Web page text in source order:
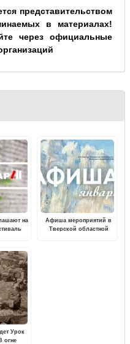
представительством
в материалах!
через официальные
на
Афиша мероприятий в
Тверской областной
Урок
огне